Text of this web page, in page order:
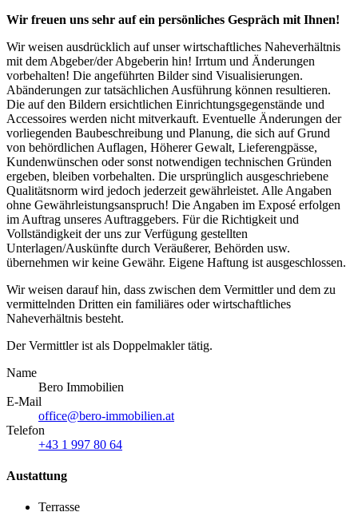
Wir freuen uns sehr auf ein persönliches Gespräch mit Ihnen!
Wir weisen ausdrücklich auf unser wirtschaftliches Naheverhältnis
mit dem Abgeber/der Abgeberin hin! Irrtum und Änderungen
vorbehalten! Die angeführten Bilder sind Visualisierungen.
Abänderungen zur tatsächlichen Ausführung können resultieren.
Die auf den Bildern ersichtlichen Einrichtungsgegenstände und
Accessoires werden nicht mitverkauft. Eventuelle Änderungen der
vorliegenden Baubeschreibung und Planung, die sich auf Grund
von behördlichen Auflagen, Höherer Gewalt, Lieferengpässe,
Kundenwünschen oder sonst notwendigen technischen Gründen
ergeben, bleiben vorbehalten. Die ursprünglich ausgeschriebene
Qualitätsnorm wird jedoch jederzeit gewährleistet. Alle Angaben
ohne Gewährleistungsanspruch! Die Angaben im Exposé erfolgen
im Auftrag unseres Auftraggebers. Für die Richtigkeit und
Vollständigkeit der uns zur Verfügung gestellten
Unterlagen/Auskünfte durch Veräußerer, Behörden usw.
übernehmen wir keine Gewähr. Eigene Haftung ist ausgeschlossen.
Wir weisen darauf hin, dass zwischen dem Vermittler und dem zu
vermittelnden Dritten ein familiäres oder wirtschaftliches
Naheverhältnis besteht.
Der Vermittler ist als Doppelmakler tätig.
Name
Bero Immobilien
E-Mail
office@bero-immobilien.at
Telefon
+43 1 997 80 64
Austattung
Terrasse